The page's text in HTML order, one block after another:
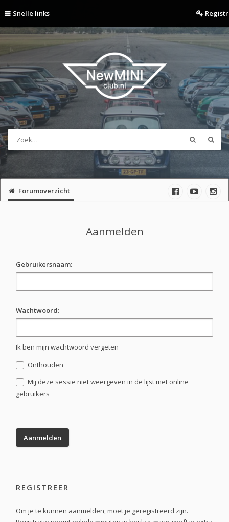
Snelle links
Forumoverzicht
Aanmelden
Gebruikersnaam:
Wachtwoord:
Ik ben mijn wachtwoord vergeten
Onthouden
Mij deze sessie niet weergeven in de lijst met online
gebruikers
REGISTREER
Om je te kunnen aanmelden, moet je geregistreerd zijn.